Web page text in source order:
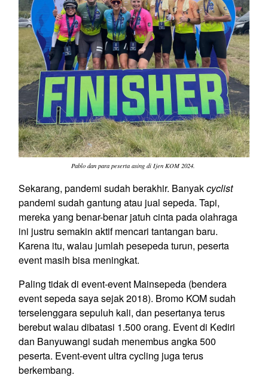
Pablo dan para peserta asing di Ijen KOM 2024.
Sekarang, pandemi sudah berakhir. Banyakcyclist
pandemi sudah gantung atau jual sepeda. Tapi,
mereka yang benar-benar jatuh cinta pada olahraga
ini justru semakin aktif mencari tantangan baru.
Karena itu, walau jumlah pesepeda turun, peserta
event masih bisa meningkat.
Paling tidak di event-event Mainsepeda (bendera
event sepeda saya sejak 2018). Bromo KOM sudah
terselenggara sepuluh kali, dan pesertanya terus
berebut walau dibatasi 1.500 orang. Event di Kediri
dan Banyuwangi sudah menembus angka 500
peserta. Event-event ultra cycling juga terus
berkembang.